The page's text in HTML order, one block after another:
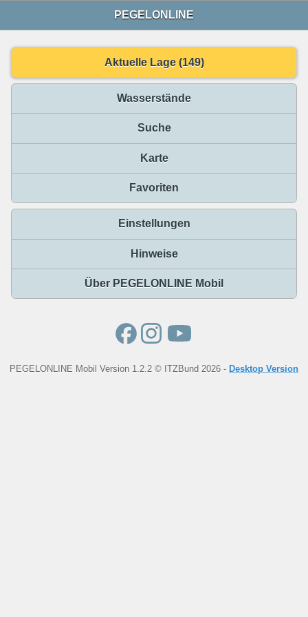
PEGELONLINE
Aktuelle Lage (149)
Wasserstände
Suche
Karte
Favoriten
Einstellungen
Hinweise
Über PEGELONLINE Mobil
PEGELONLINE Mobil Version 1.2.2 © ITZBund 2026 - Desktop Version